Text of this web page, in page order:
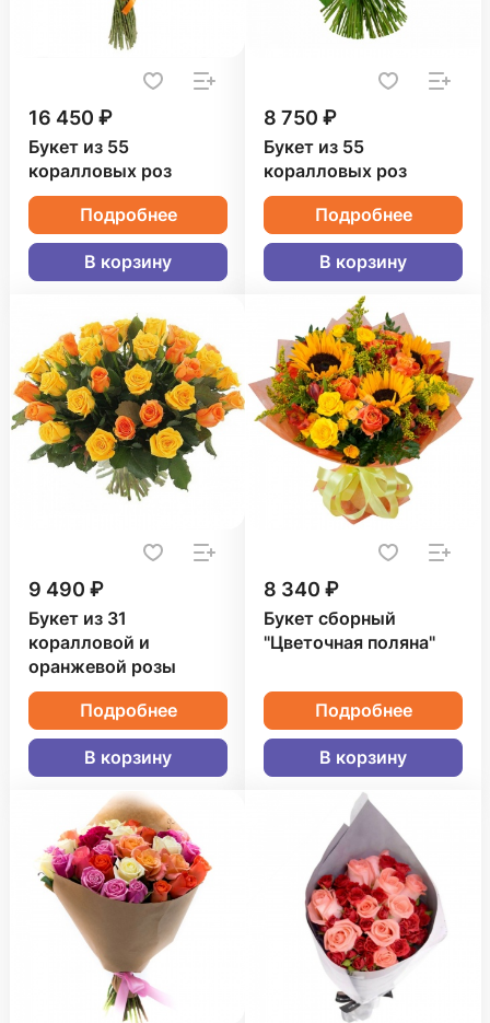
16 450 ₽
Букет из 55
коралловых роз
Подробнее
В корзину
8 750 ₽
Букет из 55
коралловых роз
Подробнее
В корзину
9 490 ₽
Букет из 31
коралловой и
оранжевой розы
Подробнее
В корзину
8 340 ₽
Букет сборный
"Цветочная поляна"
Подробнее
В корзину